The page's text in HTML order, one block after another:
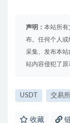
声明： 本站所有
布。任何个人或
采集、发布本
站内容侵犯了原
USDT 交易所
收藏